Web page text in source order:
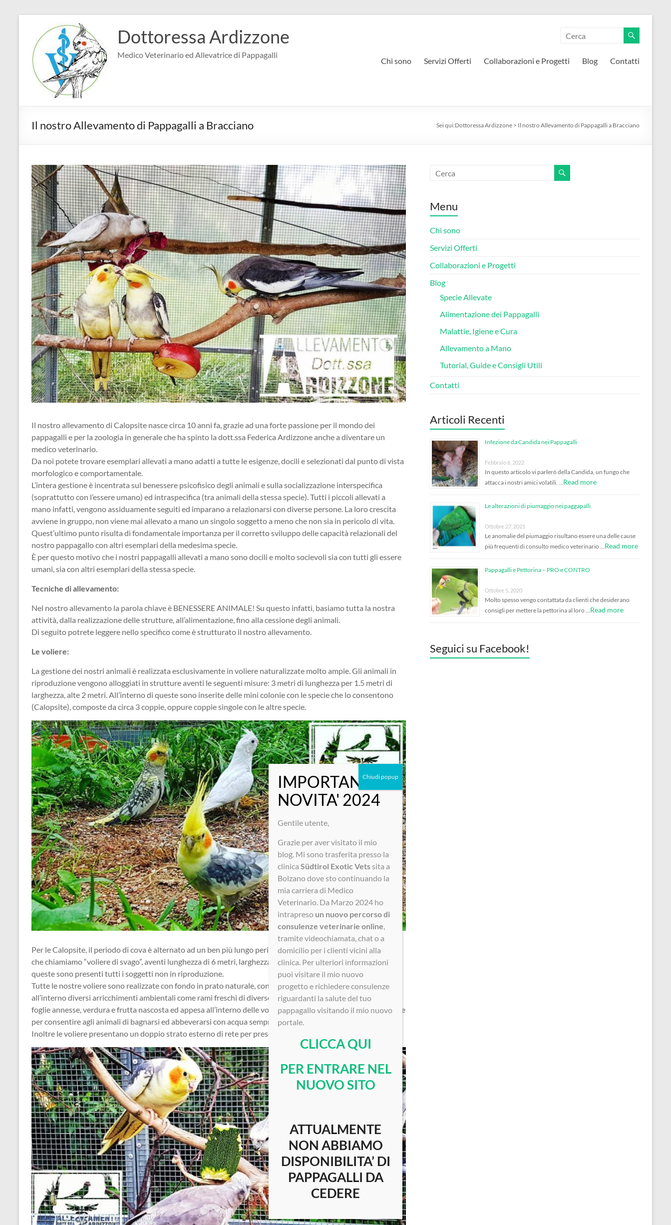
contenuto
Dottoressa Ardizzone
Medico Veterinario ed Allevatrice di Pappagalli
Chi sono Servizi Offerti Collaborazioni e Progetti Blog Contatti
Il nostro Allevamento di Pappagalli a Bracciano Sei qui:Dottoressa Ardizzone > Il nostro Allevamento di Pappagalli a Bracciano
Il nostro allevamento di Calopsite nasce circa 10 anni fa, grazie ad una forte passione per il mondo dei
pappagalli e per la zoologia in generale che ha spinto la dott.ssa Federica Ardizzone anche a diventare un
medico veterinario.
Da noi potete trovare esemplari allevati a mano adatti a tutte le esigenze, docili e selezionati dal punto di vista
morfologico e comportamentale.
L’intera gestione è incentrata sul benessere psicofisico degli animali e sulla socializzazione interspecifica
(soprattutto con l’essere umano) ed intraspecifica (tra animali della stessa specie). Tutti i piccoli allevati a
mano infatti, vengono assiduamente seguiti ed imparano a relazionarsi con diverse persone. La loro crescita
avviene in gruppo, non viene mai allevato a mano un singolo soggetto a meno che non sia in pericolo di vita.
Quest’ultimo punto risulta di fondamentale importanza per il corretto sviluppo delle capacità relazionali del
nostro pappagallo con altri esemplari della medesima specie.
È per questo motivo che i nostri pappagalli allevati a mano sono docili e molto socievoli sia con tutti gli essere
umani, sia con altri esemplari della stessa specie.
Tecniche di allevamento:
Nel nostro allevamento la parola chiave è BENESSERE ANIMALE! Su questo infatti, basiamo tutta la nostra
attività, dalla realizzazione delle strutture, all’alimentazione, fino alla cessione degli animali.
Di seguito potrete leggere nello specifico come è strutturato il nostro allevamento.
Le voliere:
La gestione dei nostri animali è realizzata esclusivamente in voliere naturalizzate molto ampie. Gli animali in
riproduzione vengono alloggiati in strutture aventi le seguenti misure: 3 metri di lunghezza per 1.5 metri di
larghezza, alte 2 metri. All’interno di queste sono inserite delle mini colonie con le specie che lo consentono
(Calopsite), composte da circa 3 coppie, oppure coppie singole con le altre specie.
Per le Calopsite, il periodo di cova è alternato ad un ben più lungo periodo di “stop”, portato avanti in quelle
che chiamiamo “voliere di svago”, aventi lunghezza di 6 metri, larghezza di 3 metri ed altezza di 2. All’interno di
queste sono presenti tutti i soggetti non in riproduzione.
Tutte le nostre voliere sono realizzate con fondo in prato naturale, con sottostante strato di rete, ed hanno
all’interno diversi arricchimenti ambientali come rami freschi di diverse essenze botaniche con corteccia e
foglie annesse, verdura e frutta nascosta ed appesa all’interno delle voliere e grandi fonti idriche basse e larghe
per consentire agli animali di bagnarsi ed abbeverarsi con acqua sempre fresca.
Inoltre le voliere presentano un doppio strato esterno di rete per preservare gli animali dai predatori esterni.
Menu
Chi sono
Servizi Offerti
Collaborazioni e Progetti
Blog
Specie Allevate
Alimentazione dei Pappagalli
Malattie, Igiene e Cura
Allevamento a Mano
Tutorial, Guide e Consigli Utili
Contatti
Articoli Recenti
Infezione da Candida nei Pappagalli
Febbraio 6, 2022
In questo articolo vi parlerò della Candida, un fungo che
attacca i nostri amici volatili. …Read more
Le alterazioni di piumaggio nei paggapalli
Ottobre 27, 2021
Le anomalie del piumaggio risultano essere una delle cause
più frequenti di consulto medico veterinario …Read more
Pappagalli e Pettorina – PRO e CONTRO
Ottobre 5, 2020
Molto spesso vengo contattata da clienti che desiderano
consigli per mettere la pettorina al loro …Read more
Seguici su Facebook!
Gentile utente,
Grazie per aver visitato il mio
blog. Mi sono trasferita presso la
clinica Südtirol Exotic Vets sita a
Bolzano dove sto continuando la
mia carriera di Medico
Veterinario. Da Marzo 2024 ho
intrapreso un nuovo percorso di
consulenze veterinarie online,
tramite videochiamata, chat o a
domicilio per i clienti vicini alla
clinica. Per ulteriori informazioni
puoi visitare il mio nuovo
progetto e richiedere consulenze
riguardanti la salute del tuo
pappagallo visitando il mio nuovo
portale.
CLICCA QUI
PER ENTRARE NEL
NUOVO SITO
ATTUALMENTE
NON ABBIAMO
DISPONIBILITA’ DI
PAPPAGALLI DA
CEDERE